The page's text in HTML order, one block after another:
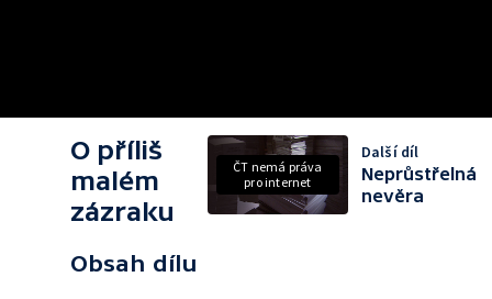
O příliš
malém
zázraku
Obsah dílu
ČT nemá práva
pro internet
Další díl
Neprůstřelná
nevěra